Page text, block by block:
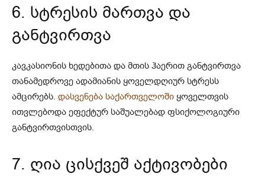
6. სტრესის მართვა და
განტვირთვა
კავკასიონის ხედებითა და მთის ჰაერით განტვირთვა
თანამედროვე ადამიანის ყოველდღიურ სტრესს
ამცირებს. დასვენება საქართველოში ყოველთვის
ითვლებოდა ეფექტურ საშუალებად ფსიქოლოგიური
განტვირთვისთვის.
7. ღია ცისქვეშ აქტივობები